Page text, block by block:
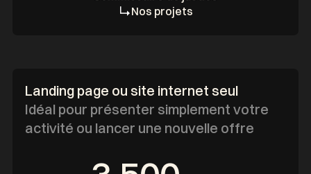
Nos projets
Landing page ou site internet seul
Idéal pour présenter simplement votre
activité ou lancer une nouvelle offre